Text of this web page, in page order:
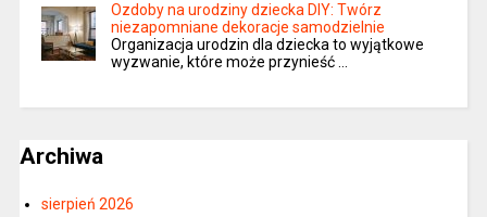
Ozdoby na urodziny dziecka DIY: Twórz
niezapomniane dekoracje samodzielnie
Organizacja urodzin dla dziecka to wyjątkowe
wyzwanie, które może przynieść …
Archiwa
sierpień 2026